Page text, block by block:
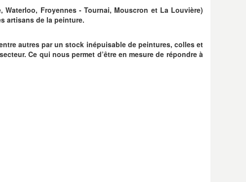
Froyennes - Tournai, Mouscron et La Louvière)
artisans de la peinture.
autres par un stock inépuisable de peintures, colles et
Ce qui nous permet d’être en mesure de répondre à